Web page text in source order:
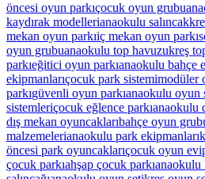
öncesi oyun parkıçocuk oyun grubu
kaydırak modellerianaokulu salıncak
mekan oyun parkıiç mekan oyun parkı
oyun grubuanaokulu top havuzukreş
parkıeğitici oyun parkıanaokulu bahçe
ekipmanlarıçocuk park sistemimodüler
parkıgüvenli oyun parkıanaokulu oyun
sistemleriçocuk eğlence parkıanaokulu
dış mekan oyuncaklarıbahçe oyun
malzemelerianaokulu park ekipmanları
öncesi park oyuncaklarıçocuk oyun evi
çocuk parkıahşap çocuk parkıanaokulu